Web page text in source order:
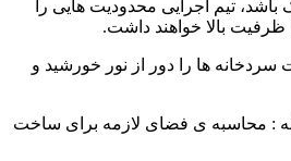
تیم اجرایی محدودیت ‌هایی را
بالا خواهند داشت.
ها را ‌دور از نور خورشید و
: محاسبه ی فضای لازمه برای ساخت